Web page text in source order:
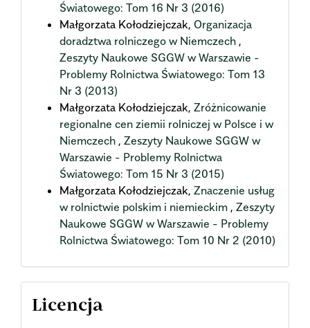
Światowego: Tom 16 Nr 3 (2016)
Małgorzata Kołodziejczak, Organizacja
doradztwa rolniczego w Niemczech ,
Zeszyty Naukowe SGGW w Warszawie -
Problemy Rolnictwa Światowego: Tom 13
Nr 3 (2013)
Małgorzata Kołodziejczak, Zróżnicowanie
regionalne cen ziemii rolniczej w Polsce i w
Niemczech , Zeszyty Naukowe SGGW w
Warszawie - Problemy Rolnictwa
Światowego: Tom 15 Nr 3 (2015)
Małgorzata Kołodziejczak, Znaczenie usług
w rolnictwie polskim i niemieckim , Zeszyty
Naukowe SGGW w Warszawie - Problemy
Rolnictwa Światowego: Tom 10 Nr 2 (2010)
Licencja